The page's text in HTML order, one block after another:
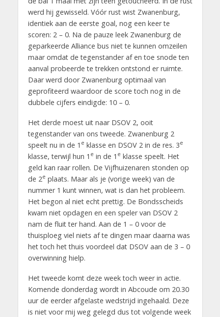
werd hij gewisseld. Vóór rust wist Zwanenburg,
identiek aan de eerste goal, nog een keer te
scoren: 2 – 0. Na de pauze leek Zwanenburg de
geparkeerde Alliance bus niet te kunnen omzeilen
maar omdat de tegenstander af en toe snode ten
aanval probeerde te trekken ontstond er ruimte.
Daar werd door Zwanenburg optimaal van
geprofiteerd waardoor de score toch nog in de
dubbele cijfers eindigde: 10 – 0.
Het derde moest uit naar DSOV 2, ooit
tegenstander van ons tweede. Zwanenburg 2
speelt nu in de 1 e klasse en DSOV 2 in de res. 3e
klasse, terwijl hun 1 e in de 1 e klasse speelt. Het
geld kan raar rollen. De Vijfhuizenaren stonden op
de 2e plaats. Maar als je (vorige week) van de
nummer 1 kunt winnen, wat is dan het probleem.
Het begon al niet echt prettig. De Bondsscheids
kwam niet opdagen en een speler van DSOV 2
nam de fluit ter hand. Aan de 1 – 0 voor de
thuisploeg viel niets af te dingen maar daarna was
het toch het thuis voordeel dat DSOV aan de 3 – 0
overwinning hielp.
Het tweede komt deze week toch weer in actie.
Komende donderdag wordt in Abcoude om 20.30
uur de eerder afgelaste wedstrijd ingehaald. Deze
is niet voor mij weg gelegd dus tot volgende week